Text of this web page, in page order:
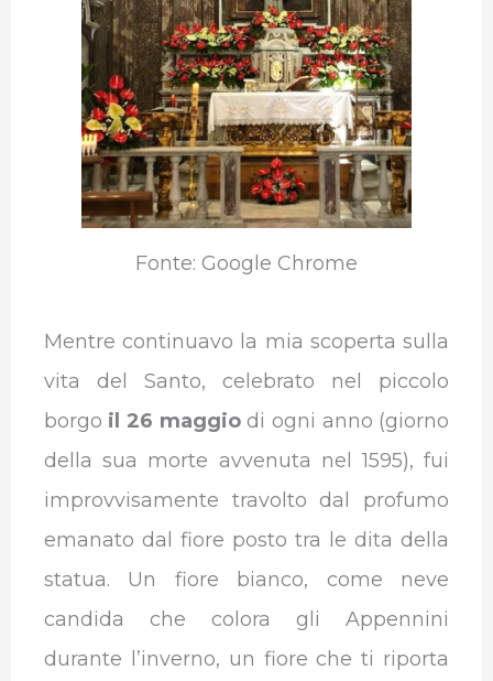
Fonte: Google Chrome
Mentre continuavo la mia scoperta sulla
vita del Santo, celebrato nel piccolo
borgo il 26 maggiodi ogni anno (giorno
della sua morte avvenuta nel 1595), fui
improvvisamente travolto dal profumo
emanato dal fiore posto tra le dita della
statua. Un fiore bianco, come neve
candida che colora gli Appennini
durante l’inverno, un fiore che ti riporta